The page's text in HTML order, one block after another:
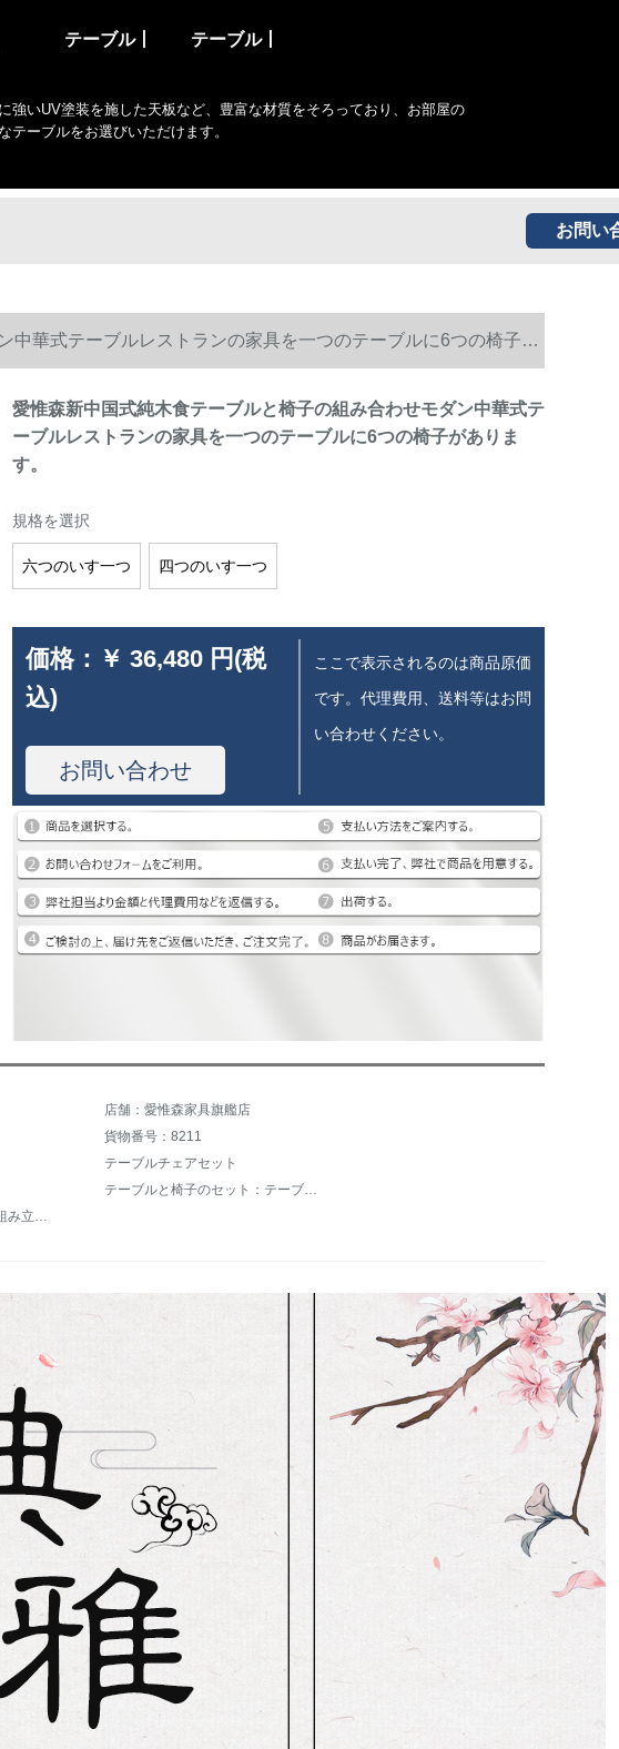
テーブル丨 テーブル丨
いUV塗装を施した天板など、豊富な材質をそろっており、お部屋の
ーブルをお選びいただけます。
お問い
華式テーブルレストランの家具を一つのテーブルに6つの椅子が
愛惟森新中国式純木食テーブルと椅子の組み合わせモダン中華式テ
ーブルレストランの家具を一つのテーブルに6つの椅子がありま
す。
規格を選択
六つのいす一つ 四つのいす一つ
価格： ￥ 36,480 円(税
込)
お問い合わせ
ここで表示されるのは商品原価
です。代理費用、送料等はお問
い合わせください。
店舗：愛惟森家具旗艦店
貨物番号：8211
テーブルチェアセット
テーブルと椅子のセット：テーブルと椅子と腰掛け
機能：カスタマイズ可能、組み立て可能、その他